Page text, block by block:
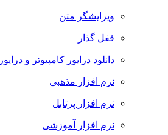
ویرایشگر متن
قفل گذار
دانلود درایور کامپیوتر و
نرم افزار مذهبی
نرم افزار پرتابل
نرم افزار آموزشی